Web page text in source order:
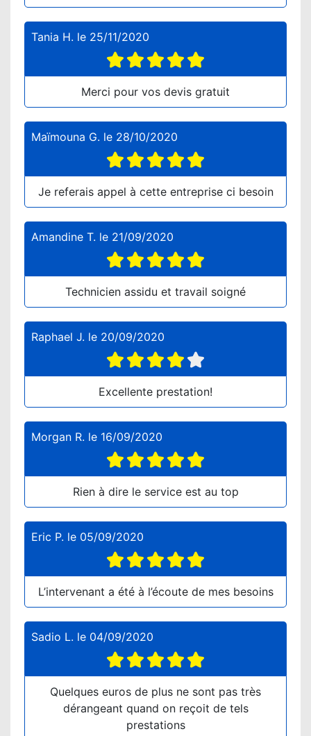
Tania H. le 25/11/2020
Merci pour vos devis gratuit
Maïmouna G. le 28/10/2020
Je referais appel à cette entreprise ci besoin
Amandine T. le 21/09/2020
Technicien assidu et travail soigné
Raphael J. le 20/09/2020
Excellente prestation!
Morgan R. le 16/09/2020
Rien à dire le service est au top
Eric P. le 05/09/2020
L’intervenant a été à l’écoute de mes besoins
Sadio L. le 04/09/2020
Quelques euros de plus ne sont pas très
dérangeant quand on reçoit de tels
prestations